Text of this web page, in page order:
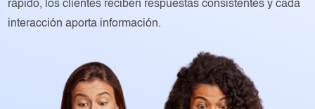
rápido, los clientes reciben respuestas consistentes y cada
interacción aporta información.